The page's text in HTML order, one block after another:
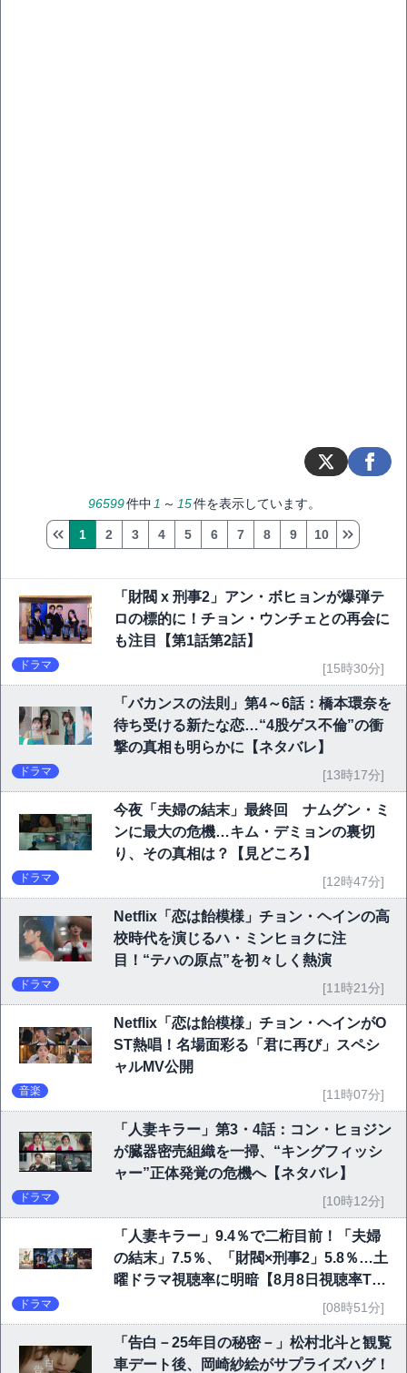
96599件中 1 ～ 15件を表示しています。
1 2 3 4 5 6 7 8 9 10
「財閥 x 刑事2」アン・ボヒョンが爆弾テ
ロの標的に！チョン・ウンチェとの再会に
も注目【第1話第2話】
ドラマ [15時30分]
「バカンスの法則」第4～6話：橋本環奈を
待ち受ける新たな恋…“4股ゲス不倫”の衝
撃の真相も明らかに【ネタバレ】
ドラマ [13時17分]
今夜「夫婦の結末」最終回 ナムグン・ミ
ンに最大の危機…キム・デミョンの裏切
り、その真相は？【見どころ】
ドラマ [12時47分]
Netflix「恋は飴模様」チョン・ヘインの高
校時代を演じるハ・ミンヒョクに注
目！“テハの原点”を初々しく熱演
ドラマ [11時21分]
Netflix「恋は飴模様」チョン・ヘインがO
ST熱唱！名場面彩る「君に再び」スペシ
ャルMV公開
音楽 [11時07分]
「人妻キラー」第3・4話：コン・ヒョジン
が臓器密売組織を一掃、“キングフィッシ
ャー”正体発覚の危機へ【ネタバレ】
ドラマ [10時12分]
「人妻キラー」9.4％で二桁目前！「夫婦
の結末」7.5％、「財閥×刑事2」5.8％…土
曜ドラマ視聴率に明暗【8月8日視聴率TO
ドラマ [08時51分]
「告白－25年目の秘密－」松村北斗と観覧
車デート後、岡崎紗絵がサプライズハグ！